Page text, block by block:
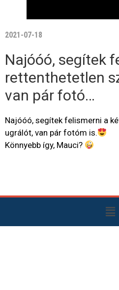
2021-07-18
Najóóó, segítek
rettenthetetlen
van pár fotó…
Najóóó, segítek felismerni a
ugrálót, van pár fotóm is.
Könnyebb így, Mauci?